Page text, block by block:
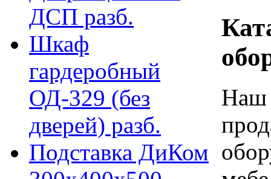
ДСП разб.
Шкаф
гардеробный
ОД-329 (без
дверей) разб.
Подставка ДиКом
Наш